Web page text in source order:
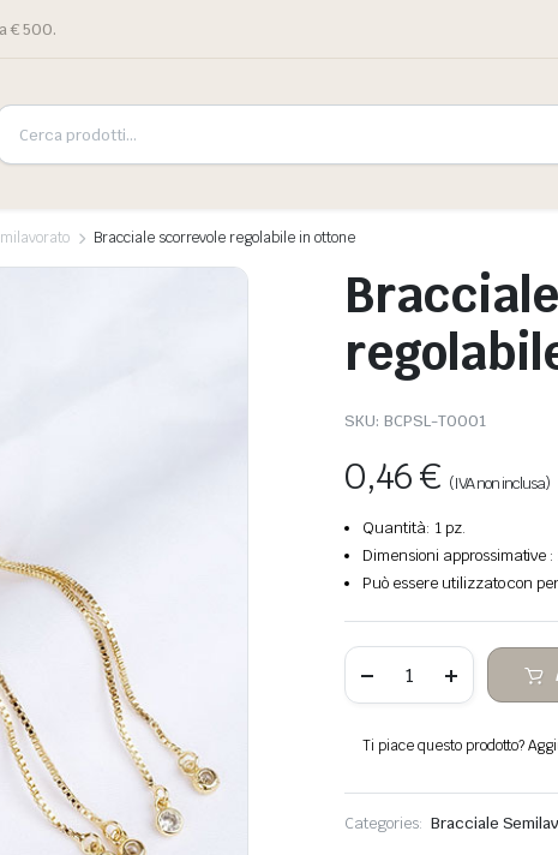
€ 500.
Bracciale scorrevole regolabile in ottone
SKU: BCPSL-T0001
0,46€ (IVA non inclusa)
Quantità: 1 pz.
Dimensioni approssimative :
Può essere utilizzato con
scorrevole
regolabile
ottone
quantità
Ti piace questo prodotto?
Categories: Bracciale